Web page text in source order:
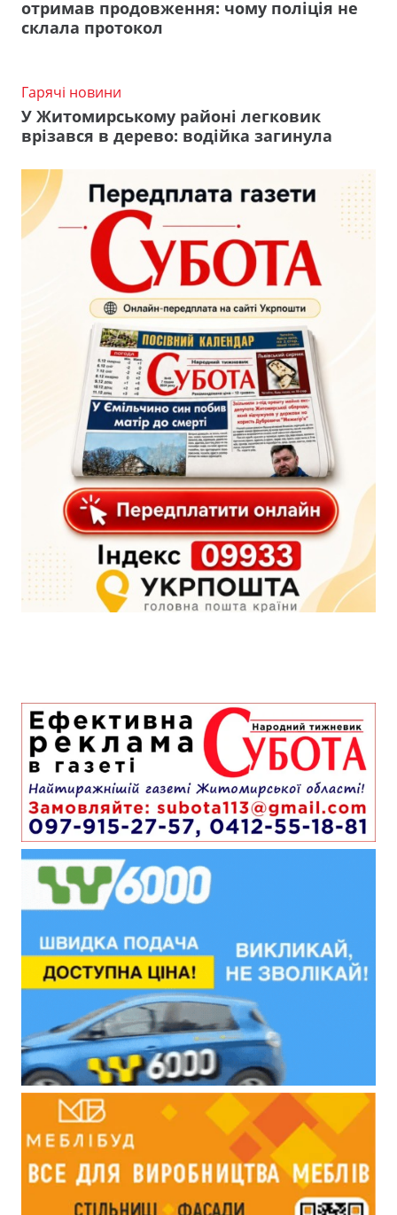
отримав продовження: чому поліція не
склала протокол
Гарячі новини
У Житомирському районі легковик
врізався в дерево: водійка загинула